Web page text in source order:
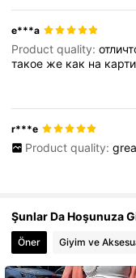
e***a
Product quality:
такое же как на
r***e
Product quality:
Şunlar Da Hoşunuza
Öner Giyim ve